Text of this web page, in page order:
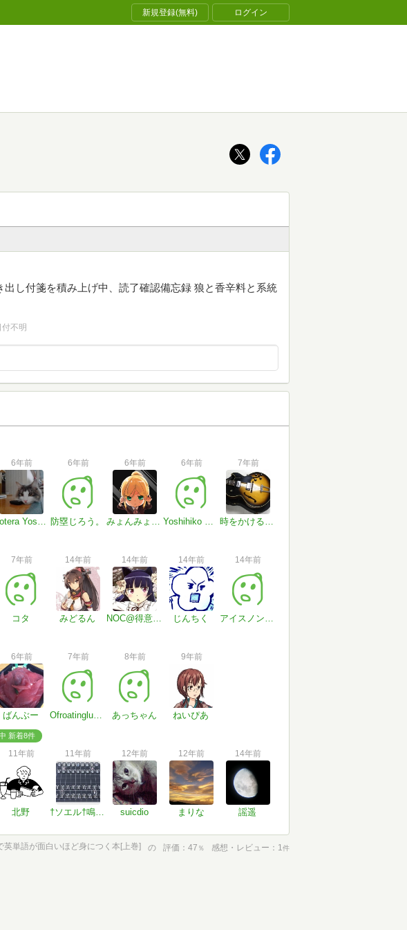
新規登録(無料) ログイン
出し付箋を積み上げ中、読了確認備忘録 狼と香辛料と系統
付不明
6年前
Kotera Yoshihiko
6年前
防塁じろう。
6年前
みょんみょんみょん
6年前
Yoshihiko Kotera
7年前
時をかける牛丼
7年前
コタ
14年前
みどるん
14年前
NOC@得意技は現実逃避
14年前
じんちく
14年前
アイスノンの中の人
6年前
ばんぶー
7年前
Ofroatinglueker Aintcritminclet
8年前
あっちゃん
9年前
ねいぴあ
新着8件
11年前
北野
11年前
†ソエル†鳴らせ Hi-Fiな想いと 次元を超え胸打つメロディー
12年前
suicdio
12年前
まりな
14年前
謡遥
英単語が面白いほど身につく本[上巻] の 評価 47 ％ 感想・レビュー 1件